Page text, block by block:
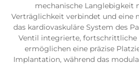
mechanische Langlebigkeit
Verträglichkeit verbindet und eine
das kardiovaskuläre System des
Ventil integrierte,
ermöglichen eine präzise
Implantation, während das